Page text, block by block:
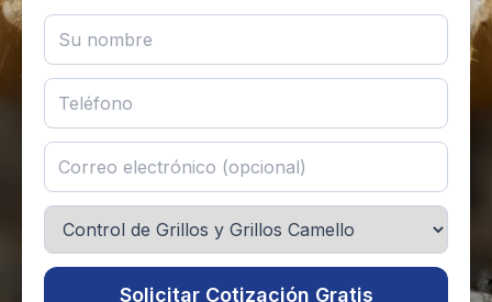
Solicitar Cotización Gratis